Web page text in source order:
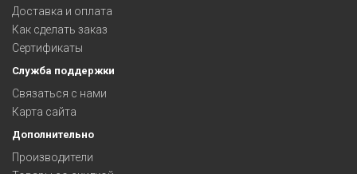
Доставка и оплата
Как сделать заказ
Сертификаты
Служба поддержки
Связаться с нами
Карта сайта
Дополнительно
Производители